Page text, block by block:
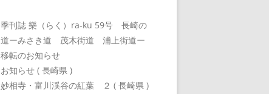
季刊誌 樂（らく）ra-ku 59号 長崎の
道ーみさき道 茂木街道 浦上街道ー
移転のお知らせ
お知らせ ( 長崎県 )
妙相寺・富川渓谷の紅葉 ２ ( 長崎県 )